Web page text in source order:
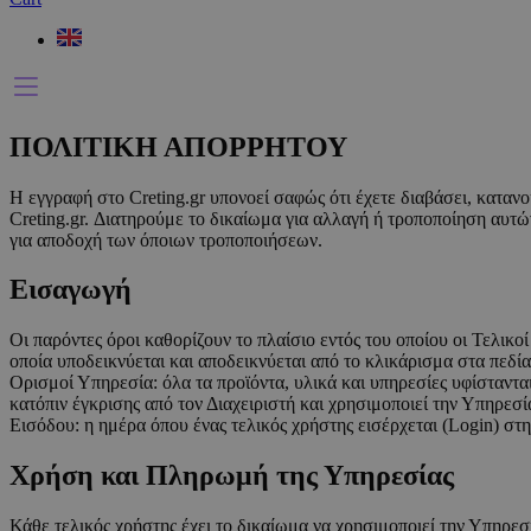
ΠΟΛΙΤΙΚΗ ΑΠΟΡΡΗΤΟΥ
Η εγγραφή στο Creting.gr υπονοεί σαφώς ότι έχετε διαβάσει,
Creting.gr. Διατηρούμε το δικαίωμα για αλλαγή ή τροποποίηση
για αποδοχή των όποιων τροποποιήσεων.
Εισαγωγή
Οι παρόντες όροι καθορίζουν το πλαίσιο εντός του οποίου οι
οποία υποδεικνύεται και αποδεικνύεται από το κλικάρισμα στα
Ορισμοί Υπηρεσία: όλα τα προϊόντα, υλικά και υπηρεσίες
κατόπιν έγκρισης από τον Διαχειριστή και χρησιμοποιεί την
Εισόδου: η ημέρα όπου ένας τελικός χρήστης εισέρχεται (Login)
Χρήση και Πληρωμή της Υπηρεσίας
Κάθε τελικός χρήστης έχει το δικαίωμα να χρησιμοποιεί την